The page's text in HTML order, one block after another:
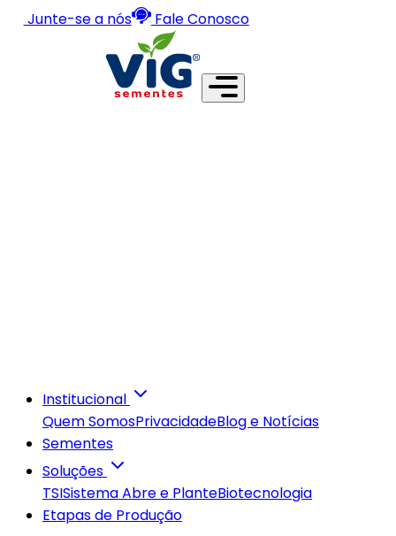
Junte-se a nós Fale Conosco
Institucional
Quem SomosPrivacidadeBlog e Notícias
Sementes
Soluções
TSISistema Abre e PlanteBiotecnologia
Etapas de Produção